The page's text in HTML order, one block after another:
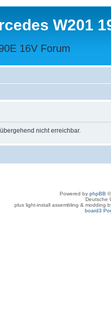
W201
16V Forum
nicht erreichbar.
Powered by phpBB
Deutsche
plus light-install assembling & modding
board3